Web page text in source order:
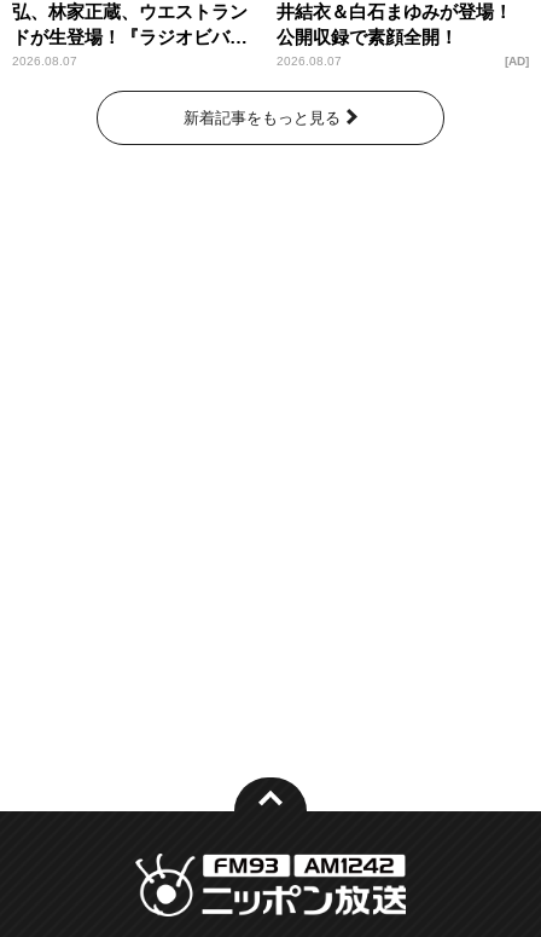
弘、林家正蔵、ウエストラン
ドが生登場！『ラジオビバリ
ー昼ズ』
2026.08.07
井結衣＆白石まゆみが登場！
公開収録で素顔全開！
2026.08.07 AD
新着記事をもっと見る